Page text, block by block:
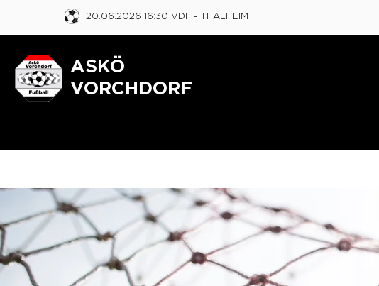
20.06.2026 16:30 VDF - THALHEIM
ASKÖ
VORCHDORF